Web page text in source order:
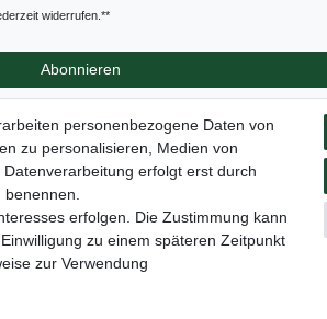
widerrufen.**
Abonnieren
Barrierefreiheitserklärung Widerrufs­recht
Elektrogesetz Bedienungsanleitung
personenbezogene Daten von
zu personalisieren, Medien von
erfolgt erst durch
erfolgen. Die Zustimmung kann
zu einem späteren Zeitpunkt
zur Verwendung